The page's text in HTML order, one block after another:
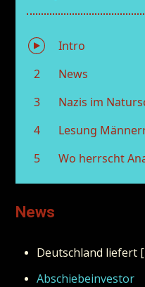
News
Deutschland liefert [
Abschiebeinvestor